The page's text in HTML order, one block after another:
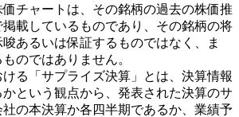
チャートは、その銘柄の過去の株価推
載しているものであり、その銘柄の将
あるいは保証するものではなく、ま
のではありません。
る「サプライズ決算」とは、決算情報
という観点から、発表された決算のサ
の本決算か各四半期であるか、業績予